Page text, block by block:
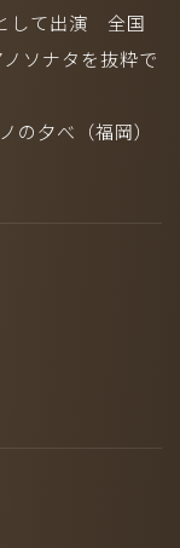
して出演 全国
ソナタを抜粋で
の夕べ（福岡）